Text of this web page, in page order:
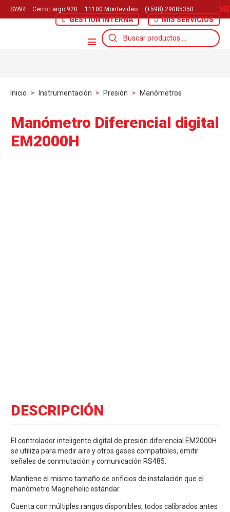
SYAR – Cerro Largo 920 – 11100 Montevideo – (+598) 29085350
GESTIÓN INTERNA
MIS SERVICIOS
Búsqueda
de
productos
Inicio > Instrumentación > Presión > Manómetros
Manómetro Diferencial digital
EM2000H
DESCRIPCIÓN
El controlador inteligente digital de presión diferencial EM2000H
se utiliza para medir aire y otros gases compatibles, emitir
señales de conmutación y comunicación RS485.
Mantiene el mismo tamaño de orificios de instalación que el
manómetro Magnehelic estándar.
Cuenta con múltiples rangos disponibles, todos calibrados antes